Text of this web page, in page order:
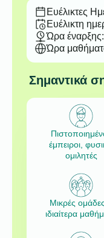
Ευέλικτες
Ευέλικτη
Ώρα έναρξης:
Ώρα
Σημαντικά
έμπειροι,
ομιλητές
Μικρές
ιδιαίτερα